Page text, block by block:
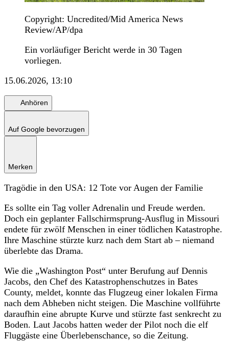
Copyright: Uncredited/Mid America News
Review/AP/dpa
Ein vorläufiger Bericht werde in 30 Tagen
vorliegen.
15.06.2026, 13:10
Anhören
Auf Google bevorzugen
Merken
Tragödie in den USA: 12 Tote vor Augen der Familie
Es sollte ein Tag voller Adrenalin und Freude werden.
Doch ein geplanter Fallschirmsprung-Ausflug in Missouri
endete für zwölf Menschen in einer tödlichen Katastrophe.
Ihre Maschine stürzte kurz nach dem Start ab – niemand
überlebte das Drama.
Wie die „Washington Post“ unter Berufung auf Dennis
Jacobs, den Chef des Katastrophenschutzes in Bates
County, meldet, konnte das Flugzeug einer lokalen Firma
nach dem Abheben nicht steigen. Die Maschine vollführte
daraufhin eine abrupte Kurve und stürzte fast senkrecht zu
Boden. Laut Jacobs hatten weder der Pilot noch die elf
Fluggäste eine Überlebenschance, so die Zeitung.